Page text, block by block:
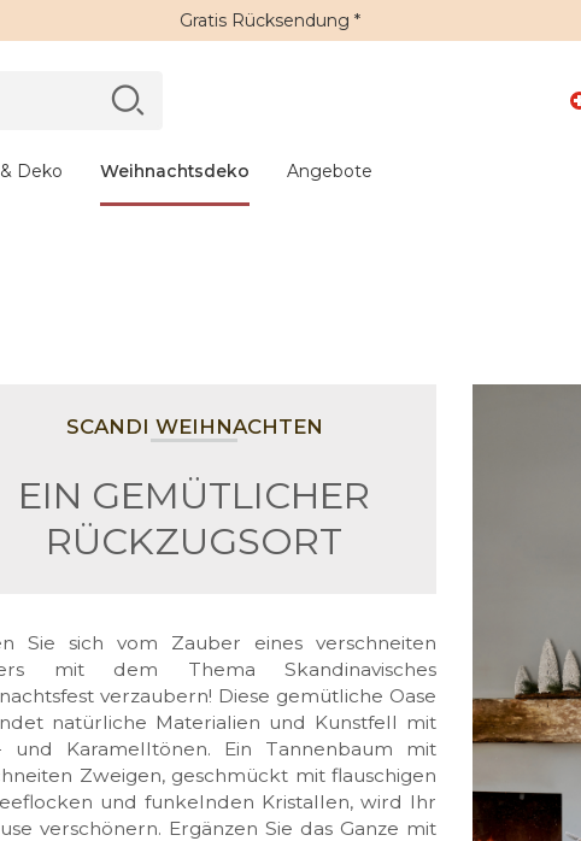
Gratis Rücksendung *
Deko Weihnachtsdeko Angebote
SCANDI WEIHNACHTEN
EIN GEMÜTLICHER
RÜCKZUGSORT
Sie sich vom Zauber eines verschneiten
mit dem Thema Skandinavisches
verzaubern! Diese gemütliche Oase
natürliche Materialien und Kunstfell mit
und Karamelltönen. Ein Tannenbaum mit
Zweigen, geschmückt mit flauschigen
und funkelnden Kristallen, wird Ihr
verschönern. Ergänzen Sie das Ganze mit